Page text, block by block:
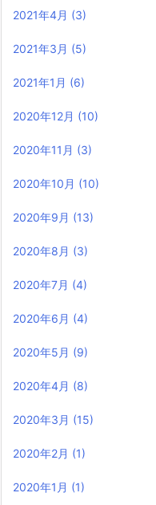
2021年4月 (3)
2021年3月 (5)
2021年1月 (6)
2020年12月 (10)
2020年11月 (3)
2020年10月 (10)
2020年9月 (13)
2020年8月 (3)
2020年7月 (4)
2020年6月 (4)
2020年5月 (9)
2020年4月 (8)
2020年3月 (15)
2020年2月 (1)
2020年1月 (1)